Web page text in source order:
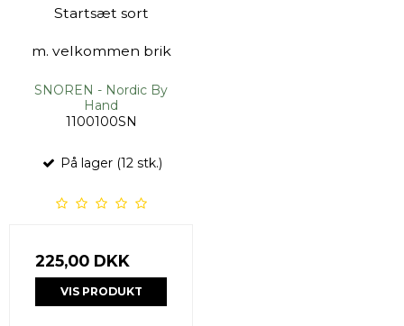
Startsæt sort
m. velkommen brik
SNOREN - Nordic By
Hand
1100100SN
På lager (12 stk.)
225,00 DKK
VIS PRODUKT